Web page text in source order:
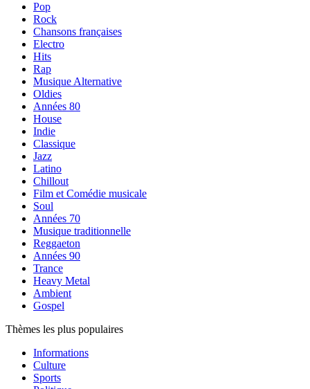
Pop
Rock
Chansons françaises
Electro
Hits
Rap
Musique Alternative
Oldies
Années 80
House
Indie
Classique
Jazz
Latino
Chillout
Film et Comédie musicale
Soul
Années 70
Musique traditionnelle
Reggaeton
Années 90
Trance
Heavy Metal
Ambient
Gospel
Thèmes les plus populaires
Informations
Culture
Sports